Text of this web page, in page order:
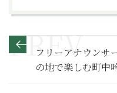
フリーアナウンサ
の地で楽しむ町中
る旅（東京都・深